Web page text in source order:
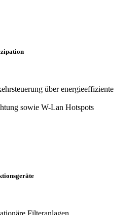
über energieeffiziente
sowie W-Lan Hotspots
Filteranlagen